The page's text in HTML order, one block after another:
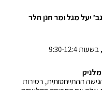
12:4
ההתייחסותית, בסיבות